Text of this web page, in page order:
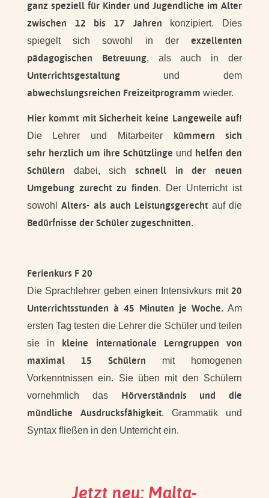
ganz speziell für Kinder und Jugendliche im Alter
zwischen 12 bis 17 Jahren konzipiert. Dies
spiegelt sich sowohl in derexzellenten
pädagogischen Betreuung, als auch in der
Unterrichtsgestaltungund dem
abwechslungsreichen Freizeitprogramm wieder.
Hier kommt mit Sicherheit keine Langeweile auf!
Die Lehrer und Mitarbeiter kümmern sich
sehr herzlich um ihre Schützlinge und helfen den
Schülern dabei, sich schnell in der neuen
Umgebung zurecht zu finden. Der Unterricht ist
sowohlAlters- als auch Leistungsgerecht auf die
Bedürfnisse der Schüler zugeschnitten.
Ferienkurs F 20
Die Sprachlehrer geben einen Intensivkurs mit20
Unterrichtsstunden à 45 Minuten je Woche. Am
ersten Tag testen die Lehrer die Schüler und teilen
sie in kleine internationale Lerngruppen von
maximal 15 Schülern mit homogenen
Vorkenntnissen ein. Sie üben mit den Schülern
vornehmlich das Hörverständnis und die
mündliche Ausdrucksfähigkeit. Grammatik und
Syntax fließen in den Unterricht ein.
Jetzt neu: Malta-